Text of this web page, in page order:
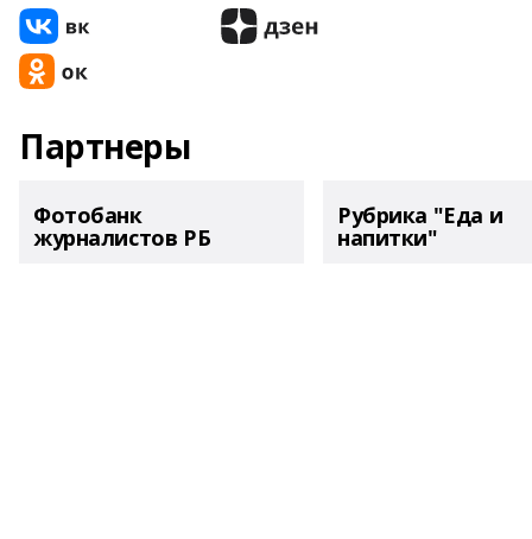
Партнеры
Фотобанк
журналистов РБ
Рубрика "Еда и
напитки"